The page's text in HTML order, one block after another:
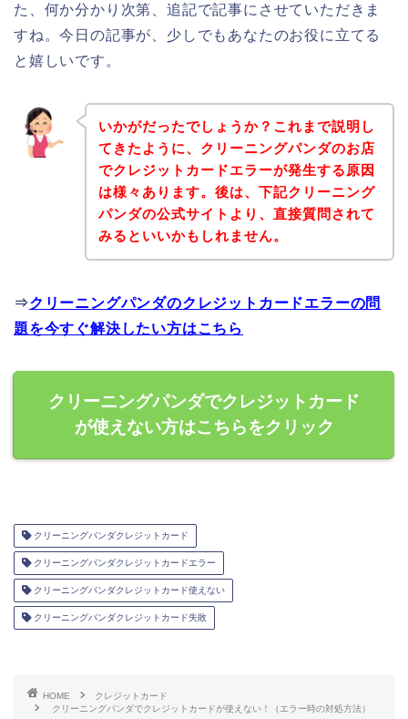
た、何か分かり次第、追記で記事にさせていただきま
すね。今日の記事が、少しでもあなたのお役に立てる
と嬉しいです。
いかがだったでしょうか？これまで説明し
てきたように、クリーニングパンダのお店
でクレジットカードエラーが発生する原因
は様々あります。後は、下記クリーニング
パンダの公式サイトより、直接質問されて
みるといいかもしれません。
⇒クリーニングパンダのクレジットカードエラーの問
題を今すぐ解決したい方はこちら
クリーニングパンダでクレジットカード
が使えない方はこちらをクリック
クリーニングパンダクレジットカード
クリーニングパンダクレジットカードエラー
クリーニングパンダクレジットカード使えない
クリーニングパンダクレジットカード失敗
HOME
クレジットカード
クリーニングパンダでクレジットカードが使えない！（エラー時の対処方法）